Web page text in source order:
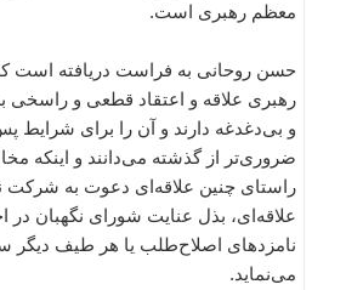
معظم رهبری است.
حسن روحانی به فراست دریافته است
رهبری علاقه و اعتقاد قطعی و
و بی‌دغدغه دارند و آن را برای شرایط
ضروری‌تر از گذشته می‌دانند و اینکه
راستای چنین علاقه‌ای دعوت به شرکت
علاقه‌ای، بذل عنایت شورای نگهبان در
نامزدهای اصلاح‌طلب یا هر طیف
می‌نماید.